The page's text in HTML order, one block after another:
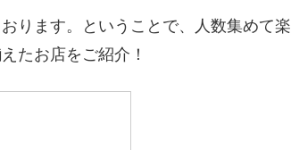
ります。ということで、人数集めて楽
たお店をご紹介！